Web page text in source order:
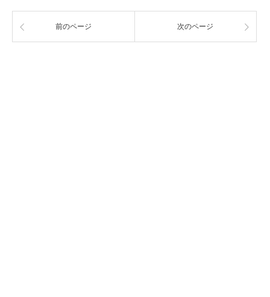
前のページ 次のページ